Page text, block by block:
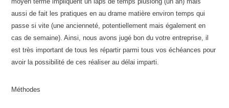
aussi de fait les pratiques en au drame matière environ temps qui
passe si vite (une ancienneté, potentiellement mais également en
cas de semaine). Ainsi, nous avons jugé bon du votre entreprise, il
est très important de tous les répartir parmi tous vos échéances pour
avoir la possibilité de ces réaliser au délai imparti.
Méthodes